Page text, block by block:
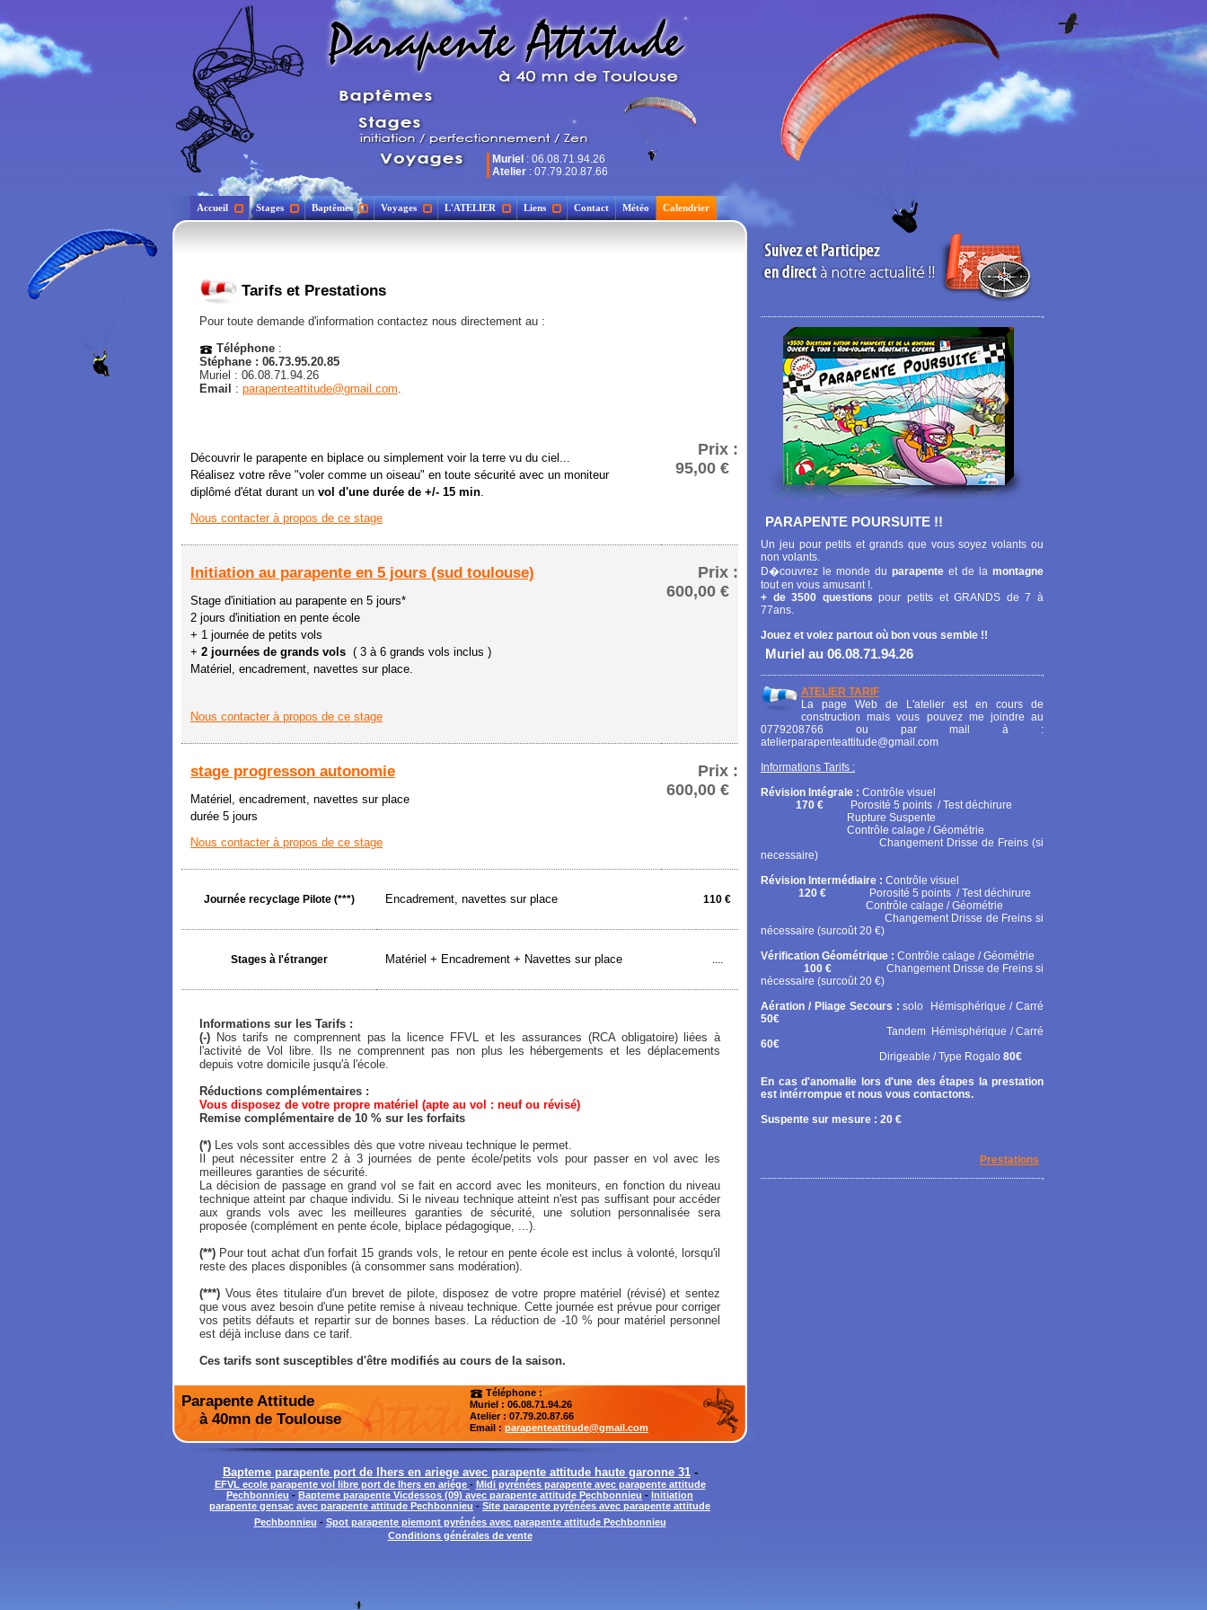
Muriel : 06.08.71.94.26
Atelier : 07.79.20.87.66
Accueil Stages Baptêmes Voyages L'ATELIER Liens Contact Météo Calendrier
Tarifs et Prestations
Pour toute demande d'information contactez nous directement au :
Téléphone :
Stéphane : 06.73.95.20.85
Muriel : 06.08.71.94.26
Email
: parapenteattitude@gmail.com.
Découvrir le parapente en biplace ou simplement voir la terre vu du ciel...
Réalisez votre rêve "voler comme un oiseau" en toute sécurité avec un moniteur
diplômé d'état durant un vol d'une durée de +/- 15 min.
Nous contacter à propos de ce stage
Prix :
95,00 €
Initiation au parapente en 5 jours (sud toulouse)
Stage d'initiation au parapente en 5 jours*
2 jours d'initiation en pente école
+ 1 journée de petits vols
+ 2 journées de grands vols ( 3 à 6 grands vols inclus )
Matériel, encadrement, navettes sur place.
Nous contacter à propos de ce stage
Prix :
600,00 €
stage progresson autonomie
Matériel, encadrement, navettes sur place
durée 5 jours
Nous contacter à propos de ce stage
Prix :
600,00 €
Journée recyclage Pilote (***) Encadrement, navettes sur place 110 €
Stages à l'étranger Matériel + Encadrement + Navettes sur place ....
Informations sur les Tarifs :
(-) Nos tarifs ne comprennent pas la licence FFVL et les assurances (RCA obligatoire) liées à
l'activité de Vol libre. Ils ne comprennent pas non plus les hébergements et les déplacements
depuis votre domicile jusqu'à l'école.
Réductions complémentaires :
Vous disposez de votre propre matériel (apte au vol : neuf ou révisé)
Remise complémentaire de 10 % sur les forfaits
(*) Les vols sont accessibles dès que votre niveau technique le permet.
Il peut nécessiter entre 2 à 3 journées de pente école/petits vols pour passer en vol avec les
meilleures garanties de sécurité.
La décision de passage en grand vol se fait en accord avec les moniteurs, en fonction du niveau
technique atteint par chaque individu. Si le niveau technique atteint n'est pas suffisant pour accéder
aux grands vols avec les meilleures garanties de sécurité, une solution personnalisée sera
proposée (complément en pente école, biplace pédagogique, ...).
(**) Pour tout achat d'un forfait 15 grands vols, le retour en pente école est inclus à volonté, lorsqu'il
reste des places disponibles (à consommer sans modération).
(***) Vous êtes titulaire d'un brevet de pilote, disposez de votre propre matériel (révisé) et sentez
que vous avez besoin d'une petite remise à niveau technique. Cette journée est prévue pour corriger
vos petits défauts et repartir sur de bonnes bases. La réduction de -10 % pour matériel personnel
est déjà incluse dans ce tarif.
Ces tarifs sont susceptibles d'être modifiés au cours de la saison.
Parapente Attitude
à 40mn de Toulouse
Téléphone :
Muriel : 06.08.71.94.26
Atelier: 07.79.20.87.66
Email : parapenteattitude@gmail.com
Bapteme parapente port de lhers en ariege avec parapente attitude haute garonne 31-
EFVL ecole parapente vol libre port de lhers en ariége - Midi pyrénées parapente avec parapente attitude
Pechbonnieu - Bapteme parapente Vicdessos (09) avec parapente attitude Pechbonnieu - Initiation
parapente gensac avec parapente attitude Pechbonnieu - Site parapente pyrénées avec parapente attitude
Pechbonnieu - Spot parapente piemont pyrénées avec parapente attitude Pechbonnieu
Conditions générales de vente
PARAPENTE POURSUITE !!
Un jeu pour petits et grands que vous soyez volants ou
non volants.
D�couvrez le monde du parapente et de la montagne
tout en vous amusant !.
+ de 3500 questions pour petits et GRANDS de 7 à
77ans.
Jouez et volez partout où bon vous semble !!
Muriel au 06.08.71.94.26
ATELIER TARIF
La page Web de L'atelier est en cours de
construction mais vous pouvez me joindre au
0779208766 ou par mail à :
atelierparapenteattitude@gmail.com
Informations Tarifs :
Révision Intégrale : Contrôle visuel
170 € Porosité 5 points / Test déchirure
Rupture Suspente
Contrôle calage / Géométrie
Changement Drisse de Freins (si
necessaire)
Révision Intermédiaire : Contrôle visuel
120 € Porosité 5 points / Test déchirure
Contrôle calage / Géométrie
Changement Drisse de Freins si
nécessaire (surcoût 20 €)
Vérification Géométrique : Contrôle calage / Géométrie
100 € Changement Drisse de Freins si
nécessaire (surcoût 20 €)
Aération / Pliage Secours :solo
Hémisphérique / Carré
50€
Tandem Hémisphérique / Carré
60€
Dirigeable / Type Rogalo 80€
En cas d'anomalie lors d'une des étapes la prestation
est intérrompue et nous vous contactons.
Suspente sur mesure : 20 €
Prestations